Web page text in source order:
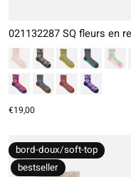
021132287 SQ fleurs en
€19,00
bord-doux/soft-top
bestseller